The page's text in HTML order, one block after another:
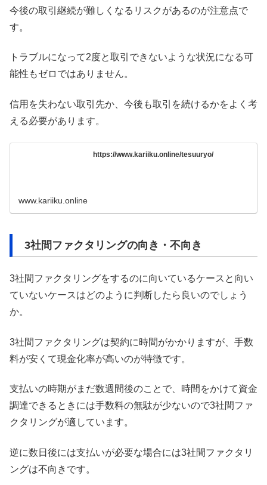
今後の取引継続が難しくなるリスクがあるのが注意点で
す。
トラブルになって2度と取引できないような状況になる可
能性もゼロではありません。
信用を失わない取引先か、今後も取引を続けるかをよく考
える必要があります。
https://www.kariiku.online/tesuuryo/
www.kariiku.online
3社間ファクタリングの向き・不向き
3社間ファクタリングをするのに向いているケースと向い
ていないケースはどのように判断したら良いのでしょう
か。
3社間ファクタリングは契約に時間がかかりますが、手数
料が安くて現金化率が高いのが特徴です。
支払いの時期がまだ数週間後のことで、時間をかけて資金
調達できるときには手数料の無駄が少ないので3社間ファ
クタリングが適しています。
逆に数日後には支払いが必要な場合には3社間ファクタリ
ングは不向きです。